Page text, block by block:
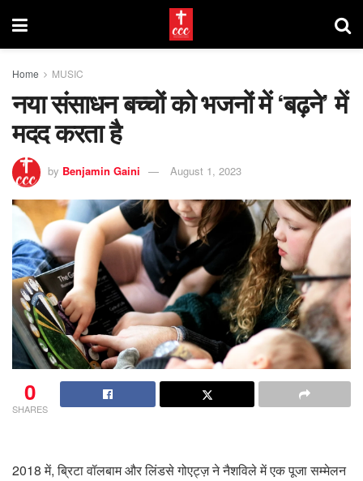
Home MUSIC
नया संसाधन बच्चों को भजनों में ‘बढ़ने’ में
मदद करता है
by Benjamin Gaini August 1, 2023
0
SHARES
2018 में, ब्रिटा वॉलबाम और लिंडसे गोएट्ज़ ने नैशविले में एक पूजा सम्मेलन